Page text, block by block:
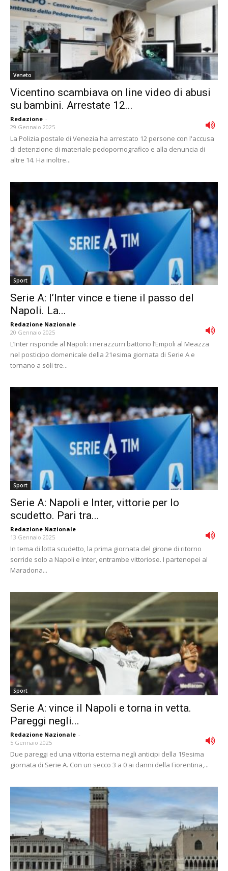
Veneto
Vicentino scambiava on line video di abusi
su bambini. Arrestate 12...
Redazione -
29 Gennaio 2025
La Polizia postale di Venezia ha arrestato 12 persone con l'accusa
di detenzione di materiale pedopornografico e alla denuncia di
altre 14. Ha inoltre...
Sport
Serie A: l’Inter vince e tiene il passo del
Napoli. La...
Redazione Nazionale -
20 Gennaio 2025
L’Inter risponde al Napoli: i nerazzurri battono l’Empoli al Meazza
nel posticipo domenicale della 21esima giornata di Serie A e
tornano a soli tre...
Sport
Serie A: Napoli e Inter, vittorie per lo
scudetto. Pari tra...
Redazione Nazionale -
13 Gennaio 2025
In tema di lotta scudetto, la prima giornata del girone di ritorno
sorride solo a Napoli e Inter, entrambe vittoriose. I partenopei al
Maradona...
Sport
Serie A: vince il Napoli e torna in vetta.
Pareggi negli...
Redazione Nazionale -
5 Gennaio 2025
Due pareggi ed una vittoria esterna negli anticipi della 19esima
giornata di Serie A. Con un secco 3 a 0 ai danni della Fiorentina,...